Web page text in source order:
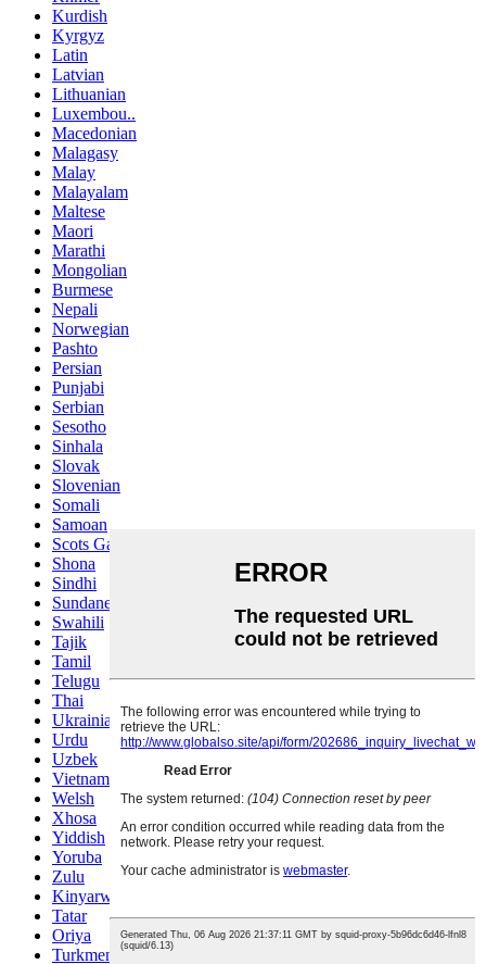
Kurdish
Kyrgyz
Latin
Latvian
Lithuanian
Luxembou..
Macedonian
Malagasy
Malay
Malayalam
Maltese
Maori
Marathi
Mongolian
Burmese
Nepali
Norwegian
Pashto
Persian
Punjabi
Serbian
Sesotho
Sinhala
Slovak
Slovenian
Somali
Samoan
Scots Gaelic
Shona
Sindhi
Sundanese
Swahili
Tajik
Tamil
Telugu
Thai
Ukrainian
Urdu
Uzbek
Vietnamese
Welsh
Xhosa
Yiddish
Yoruba
Zulu
Kinyarwanda
Tatar
Oriya
Turkmen